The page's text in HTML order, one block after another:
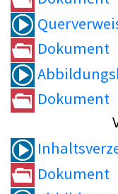
Dokument
Dokument
Dokument